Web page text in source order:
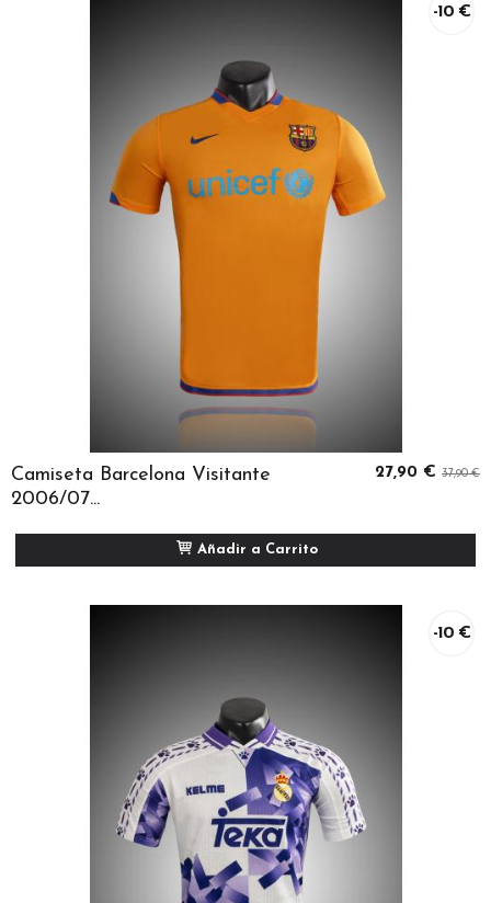
-10 €
Camiseta Barcelona Visitante
2006/07...
27,90 € 37,90 €
Añadir a Carrito
-10 €